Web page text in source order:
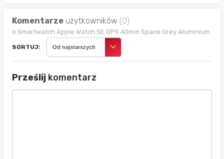
Komentarze użytkowników (0)
o Smartwatch Apple Watch SE GPS 40mm Space Grey Aluminium
SORTUJ: Od najstarszych
Prześlij komentarz